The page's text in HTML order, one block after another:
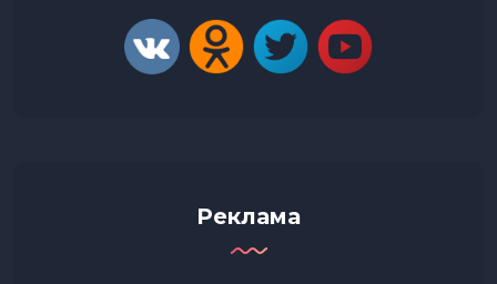
Реклама